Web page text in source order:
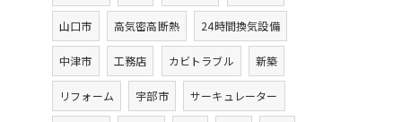
山口市 高気密高断熱 24時間換気設備
中津市 工務店 カビトラブル 新築
リフォーム 宇部市 サーキュレーター